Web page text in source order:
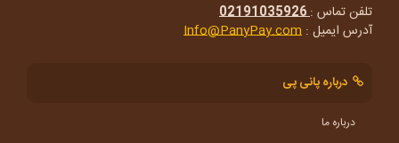
تلفن تماس :02191035926
آدرس ایمیل : Info@PanyPay.com
درباره پانی پی
درباره ما